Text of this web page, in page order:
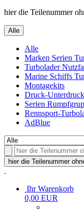
hier die Teilenummer
Alle
Alle
Marken Serien
Turbolader
Marine Schiffs
Montagekits
Druck-
Serien
Rennsport-
AdBlue
hier die Teilenummer
.
Ihr Warenkorb
0,00 EUR